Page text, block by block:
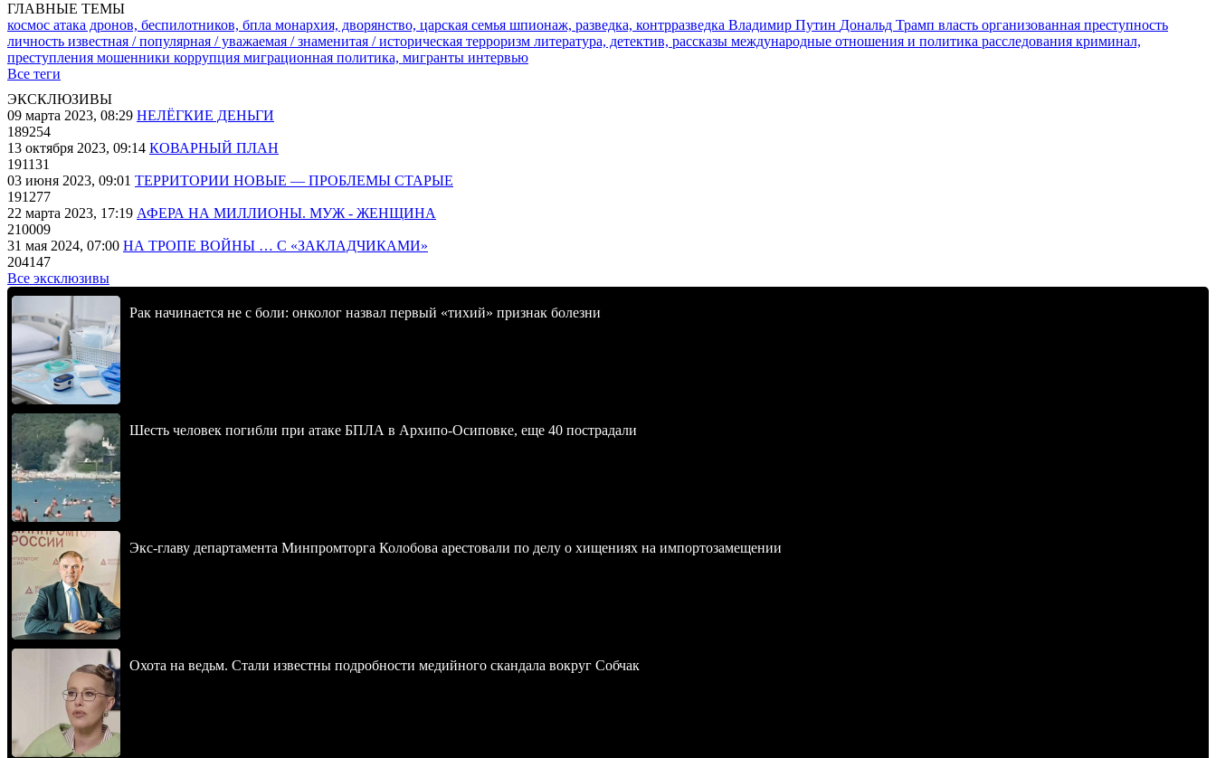
ГЛАВНЫЕ ТЕМЫ
космос атака дронов, беспилотников, бпла монархия, дворянство, царская семья шпионаж, разведка, контрразведка Владимир Путин Дональд Трамп власть организованная преступность
личность известная / популярная / уважаемая / знаменитая / историческая терроризм литература, детектив, рассказы международные отношения и политика расследования криминал,
преступления мошенники коррупция миграционная политика, мигранты интервью
Все теги
ЭКСКЛЮЗИВЫ
09 марта 2023, 08:29 НЕЛЁГКИЕ ДЕНЬГИ
189254
13 октября 2023, 09:14 КОВАРНЫЙ ПЛАН
191131
03 июня 2023, 09:01 ТЕРРИТОРИИ НОВЫЕ — ПРОБЛЕМЫ СТАРЫЕ
191277
22 марта 2023, 17:19 АФЕРА НА МИЛЛИОНЫ. МУЖ - ЖЕНЩИНА
210009
31 мая 2024, 07:00 НА ТРОПЕ ВОЙНЫ … С «ЗАКЛАДЧИКАМИ»
204147
Все эксклюзивы
Рак начинается не с боли: онколог назвал первый «тихий» признак болезни
Шесть человек погибли при атаке БПЛА в Архипо-Осиповке, еще 40 пострадали
Экс-главу департамента Минпромторга Колобова арестовали по делу о хищениях на импортозамещении
Охота на ведьм. Стали известны подробности медийного скандала вокруг Собчак